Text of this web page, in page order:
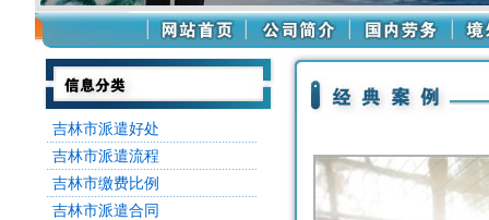
心在哪里 财富就在哪里
吉林市派遣好处
吉林市派遣流程
吉林市缴费比例
吉林市派遣合同